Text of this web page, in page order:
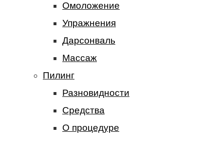
Омоложение
Упражнения
Дарсонваль
Массаж
Пилинг
Разновидности
Средства
О процедуре